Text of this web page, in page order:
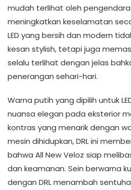
mudah terlihat oleh pengendara
meningkatkan keselamatan
LED yang bersih dan modern
kesan stylish, tetapi juga
selalu terlihat dengan jelas
penerangan sehari-hari.
Warna putih yang dipilih untuk
nuansa elegan pada eksterior
kontras yang menarik dengan
mesin dihidupkan, DRL ini
bahwa All New Veloz siap
dan keamanan. Sein berwarna
dengan DRL menambah